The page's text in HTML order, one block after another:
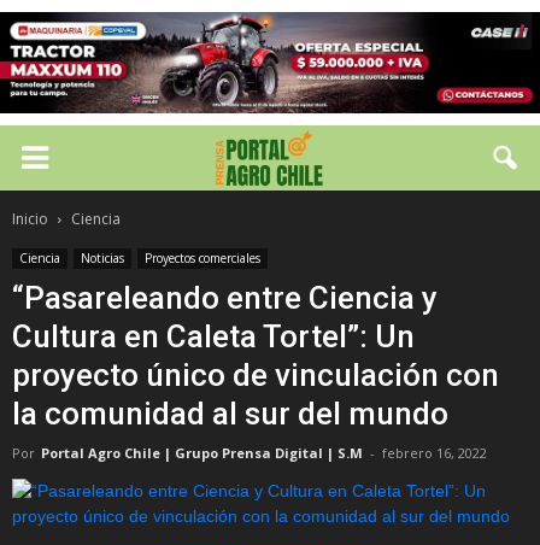
Inicio Ciencia
Ciencia Noticias Proyectos comerciales
“Pasareleando entre Ciencia y
Cultura en Caleta Tortel”: Un
proyecto único de vinculación con
la comunidad al sur del mundo
Por Portal Agro Chile | Grupo Prensa Digital | S.M - febrero 16, 2022